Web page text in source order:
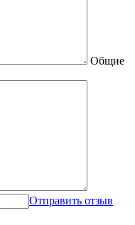
Общие
Отправить отзыв